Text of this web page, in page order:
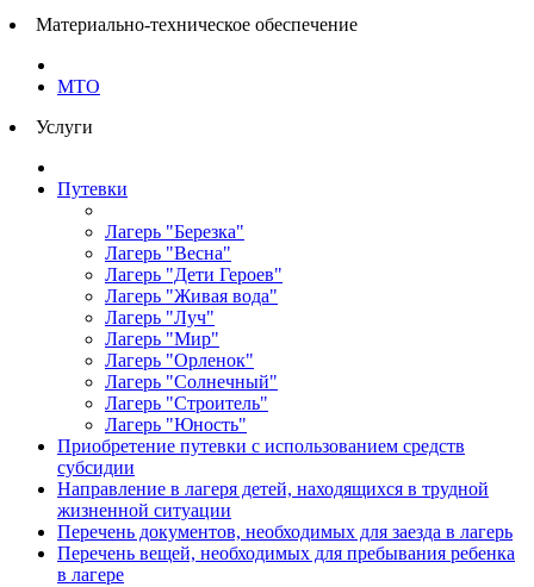
Материально-техническое обеспечение
МТО
Услуги
Путевки
Лагерь "Березка"
Лагерь "Весна"
Лагерь "Дети Героев"
Лагерь "Живая вода"
Лагерь "Луч"
Лагерь "Мир"
Лагерь "Орленок"
Лагерь "Солнечный"
Лагерь "Строитель"
Лагерь "Юность"
Приобретение путевки с использованием средств
субсидии
Направление в лагеря детей, находящихся в трудной
жизненной ситуации
Перечень документов, необходимых для заезда в лагерь
Перечень вещей, необходимых для пребывания ребенка
в лагере